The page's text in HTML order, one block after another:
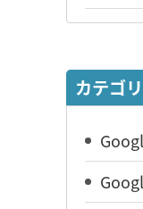
カテゴ